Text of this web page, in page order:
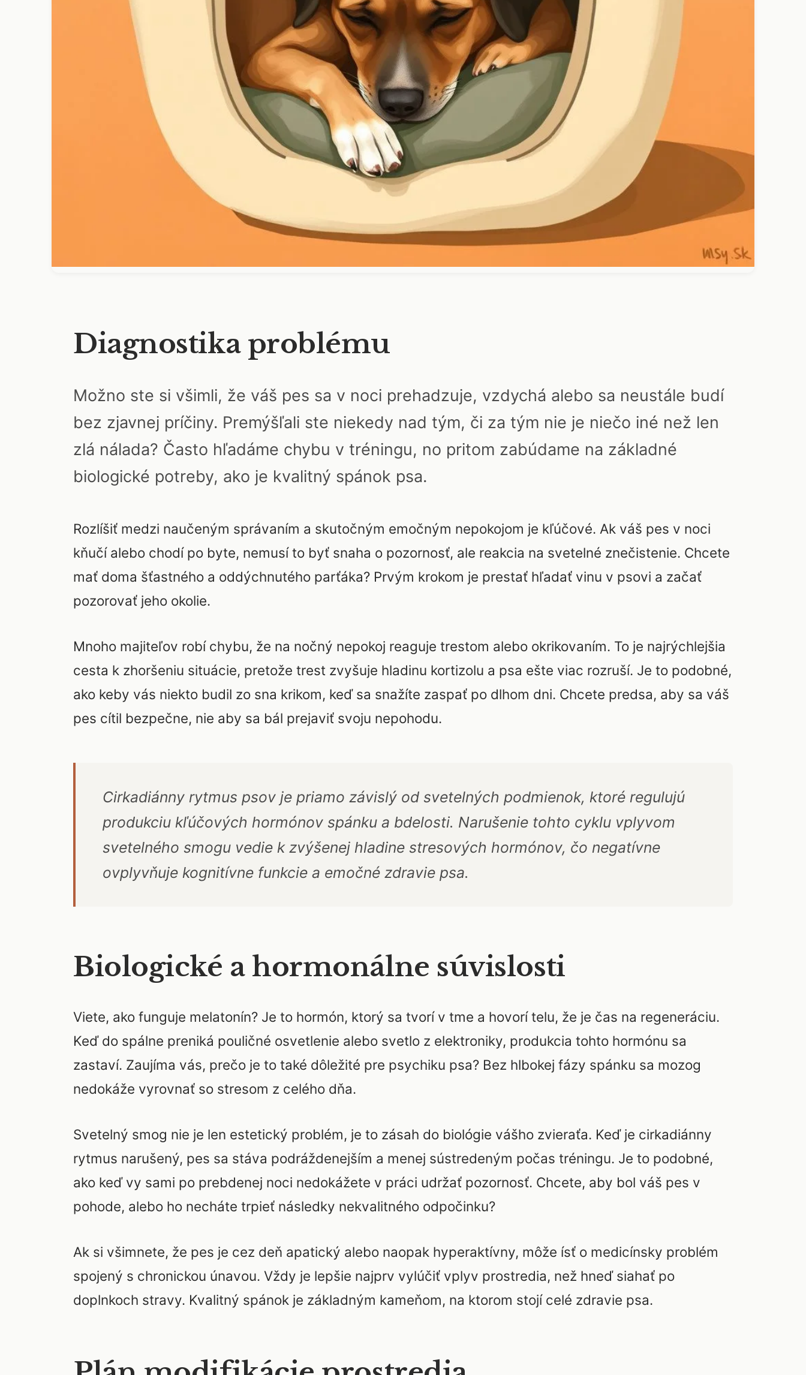
Diagnostika problému
Možno ste si všimli, že váš pes sa v noci prehadzuje, vzdychá alebo sa neustále budí
bez zjavnej príčiny. Premýšľali ste niekedy nad tým, či za tým nie je niečo iné než len
zlá nálada? Často hľadáme chybu v tréningu, no pritom zabúdame na základné
biologické potreby, ako je kvalitný spánok psa.
Rozlíšiť medzi naučeným správaním a skutočným emočným nepokojom je kľúčové. Ak váš pes v noci
kňučí alebo chodí po byte, nemusí to byť snaha o pozornosť, ale reakcia na svetelné znečistenie. Chcete
mať doma šťastného a oddýchnutého parťáka? Prvým krokom je prestať hľadať vinu v psovi a začať
pozorovať jeho okolie.
Mnoho majiteľov robí chybu, že na nočný nepokoj reaguje trestom alebo okrikovaním. To je najrýchlejšia
cesta k zhoršeniu situácie, pretože trest zvyšuje hladinu kortizolu a psa ešte viac rozruší. Je to podobné,
ako keby vás niekto budil zo sna krikom, keď sa snažíte zaspať po dlhom dni. Chcete predsa, aby sa váš
pes cítil bezpečne, nie aby sa bál prejaviť svoju nepohodu.
Cirkadiánny rytmus psov je priamo závislý od svetelných podmienok, ktoré regulujú
produkciu kľúčových hormónov spánku a bdelosti. Narušenie tohto cyklu vplyvom
svetelného smogu vedie k zvýšenej hladine stresových hormónov, čo negatívne
ovplyvňuje kognitívne funkcie a emočné zdravie psa.
Biologické a hormonálne súvislosti
Viete, ako funguje melatonín? Je to hormón, ktorý sa tvorí v tme a hovorí telu, že je čas na regeneráciu.
Keď do spálne preniká pouličné osvetlenie alebo svetlo z elektroniky, produkcia tohto hormónu sa
zastaví. Zaujíma vás, prečo je to také dôležité pre psychiku psa? Bez hlbokej fázy spánku sa mozog
nedokáže vyrovnať so stresom z celého dňa.
Svetelný smog nie je len estetický problém, je to zásah do biológie vášho zvieraťa. Keď je cirkadiánny
rytmus narušený, pes sa stáva podráždenejším a menej sústredeným počas tréningu. Je to podobné,
ako keď vy sami po prebdenej noci nedokážete v práci udržať pozornosť. Chcete, aby bol váš pes v
pohode, alebo ho necháte trpieť následky nekvalitného odpočinku?
Ak si všimnete, že pes je cez deň apatický alebo naopak hyperaktívny, môže ísť o medicínsky problém
spojený s chronickou únavou. Vždy je lepšie najprv vylúčiť vplyv prostredia, než hneď siahať po
doplnkoch stravy. Kvalitný spánok je základným kameňom, na ktorom stojí celé zdravie psa.